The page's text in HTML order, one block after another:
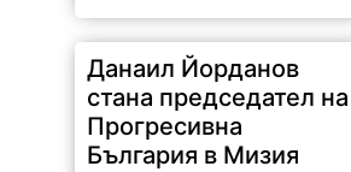
Данаил Йорданов
стана председател на
Прогресивна
България в Мизия